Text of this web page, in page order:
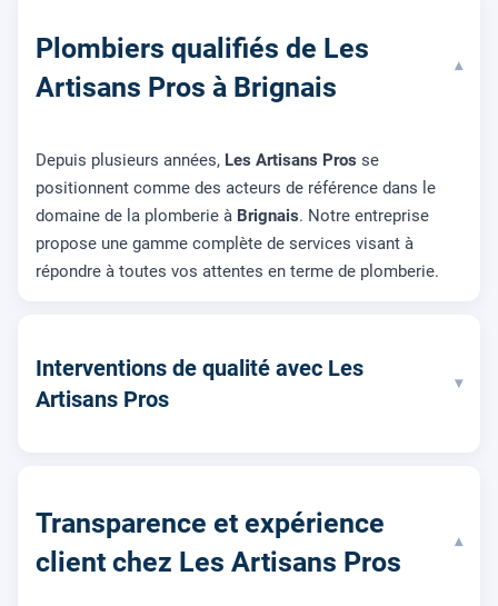
Plombiers qualifiés de Les
Artisans Pros à Brignais
▾
Depuis plusieurs années, Les Artisans Pros se
positionnent comme des acteurs de référence dans le
domaine de la plomberie à Brignais. Notre entreprise
propose une gamme complète de services visant à
répondre à toutes vos attentes en terme de plomberie.
Interventions de qualité avec Les
Artisans Pros
▾
Transparence et expérience
client chez Les Artisans Pros
▾